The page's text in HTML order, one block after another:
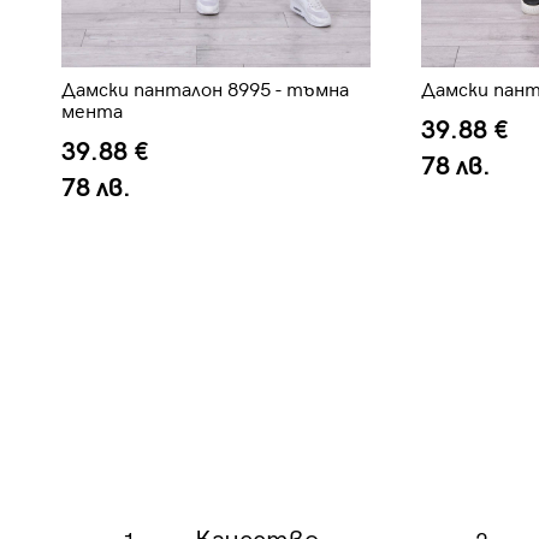
Дамски панталон 8995 - тъмна
мента
39.88 €
78 лв.
Дамски
39.88 €
78 лв.